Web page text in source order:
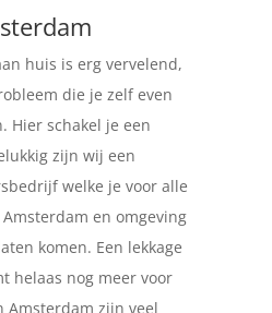
huis is erg vervelend,
die je zelf even
Hier schakel je een
zijn wij een
welke je voor alle
en omgeving
komen. Een lekkage
helaas nog meer voor
Amsterdam zijn veel